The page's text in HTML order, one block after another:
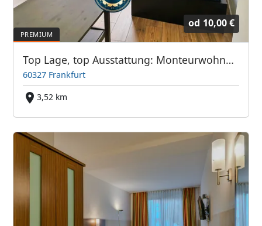
od 10,00 €
Top Lage, top Ausstattung: Monteurwohnung Frankfurter Bett GmbH
60327 Frankfurt
3,52 km